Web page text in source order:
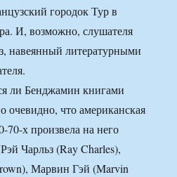
городок Тур в
И, возможно, слушателя
навеянный литературными
ли Бенджамин книгами
очевидно, что американская
70-х произвела на него
Чарльз (Ray Charles),
Марвин Гэй (Marvin